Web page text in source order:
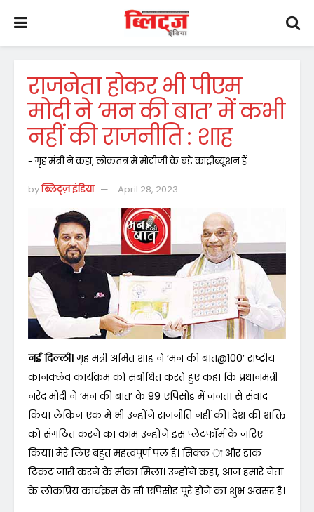
राजनेता होकर भी पीएम
मोदी ने ‘मन की बात’ में कभी
नहीं की राजनीति : शाह
- गृह मंत्री ने कहा, लोकतंत्र में मोदीजी के बड़े कांट्रीब्यूशन हैं
byब्लिट्ज़ इंडिया April 28, 2023
नई दिल्ली।गृह मंत्री अमित शाह ने ‘मन की बात@100’ राष्ट्रीय
कानक्लेव कार्यक्रम को संबोधित करते हुए कहा कि प्रधानमंत्री
नरेंद्र मोदी ने ‘मन की बात’ के 99 एपिसोड में जनता से संवाद
किया लेकिन एक में भी उन्होंने राजनीति नहीं की। देश की शक्ति
को संगठित करने का काम उन्होंने इस प्लेटफॉर्म के जरिए
किया। मेरे लिए बहुत महत्वपूर्ण पल है। सिक्क ा और डाक
टिकट जारी करने के मौका मिला। उन्होंने कहा, आज हमारे नेता
के लोकप्रिय कार्यक्रम के सौ एपिसोड पूरे होने का शुभ अवसर है।